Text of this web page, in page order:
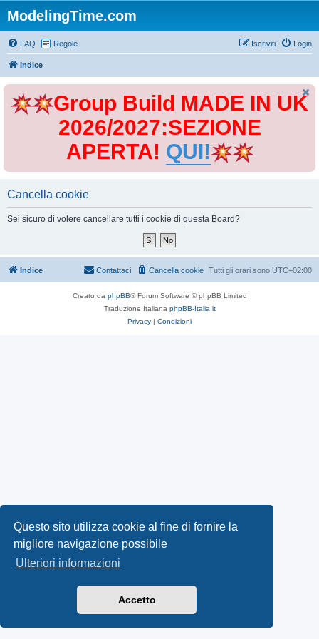
Questo sito utilizza cookie al fine di fornire la
migliore navigazione possibile
Ulteriori informazioni
Accetto
ModelingTime.com
FAQ Regole Login
Iscriviti
Indice
Group Build MADE IN UK
2026/2027:SEZIONE
APERTA! QUI!
Cancella cookie
Sei sicuro di volere cancellare tutti i cookie di questa Board?
Indice Tutti gli orari sono UTC+02:00
Cancella cookie
Contattaci
Creato da phpBB® Forum Software © phpBB Limited
Traduzione Italiana phpBB-Italia.it
Privacy | Condizioni